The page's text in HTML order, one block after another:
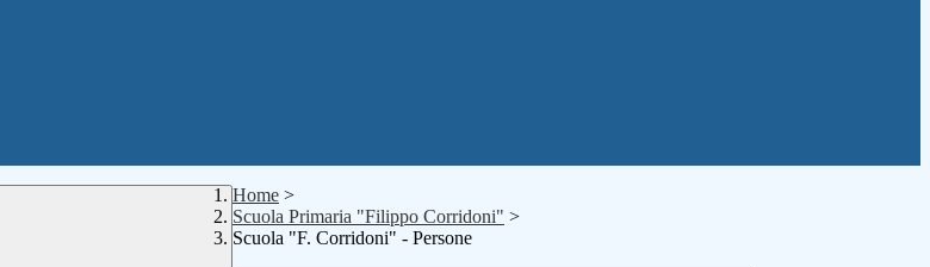
Home >
Scuola Primaria "Filippo Corridoni" >
Scuola "F. Corridoni" - Persone